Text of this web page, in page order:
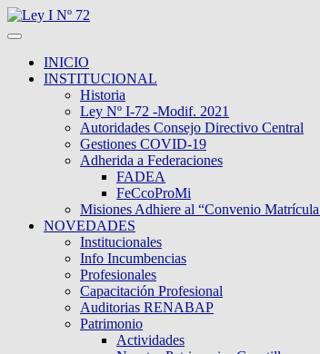
INICIO
INSTITUCIONAL
Historia
Ley Nº I-72 -Modif. 2021
Autoridades Consejo Directivo Central
Gestiones COVID-19
Adherida a Federaciones
FADEA
FeCcoProMi
Misiones Adhiere al “Convenio
NOVEDADES
Institucionales
Info Incumbencias
Profesionales
Capacitación Profesional
Auditorias RENABAP
Patrimonio
Actividades